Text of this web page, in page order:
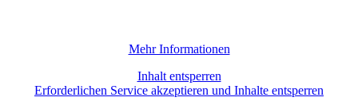
Mehr Informationen
Inhalt entsperren
Erforderlichen Service akzeptieren und Inhalte entsperren